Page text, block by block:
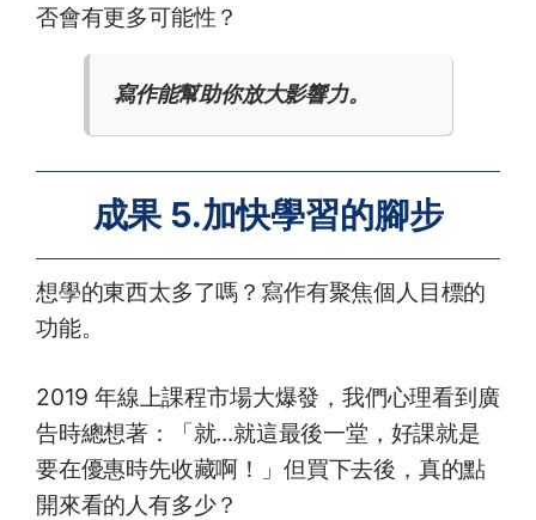
否會有更多可能性？
寫作能幫助你放大影響力。
成果 5.加快學習的腳步
想學的東西太多了嗎？寫作有聚焦個人目標的
功能。
2019 年線上課程市場大爆發，我們心理看到廣
告時總想著：「就...就這最後一堂，好課就是
要在優惠時先收藏啊！」但買下去後，真的點
開來看的人有多少？